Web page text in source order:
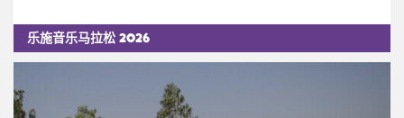
乐施音乐马拉松 2026